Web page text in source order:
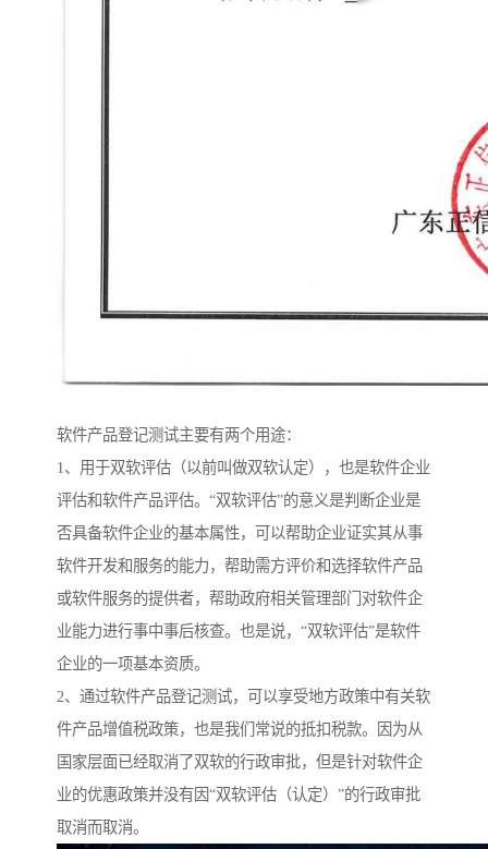
软件产品登记测试主要有两个用途：
1、用于双软评估（以前叫做双软认定），也是软件企业
评估和软件产品评估。“双软评估”的意义是判断企业是
否具备软件企业的基本属性，可以帮助企业证实其从事
软件开发和服务的能力，帮助需方评价和选择软件产品
或软件服务的提供者，帮助政府相关管理部门对软件企
业能力进行事中事后核查。也是说，“双软评估”是软件
企业的一项基本资质。
2、通过软件产品登记测试，可以享受地方政策中有关软
件产品增值税政策，也是我们常说的抵扣税款。因为从
国家层面已经取消了双软的行政审批，但是针对软件企
业的优惠政策并没有因“双软评估（认定）”的行政审批
取消而取消。